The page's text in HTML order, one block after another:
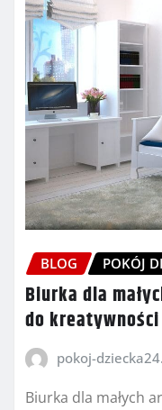
BLOG POKÓJ
Biurka dla
do kreatywności
pokoj-
Biurka dla małych